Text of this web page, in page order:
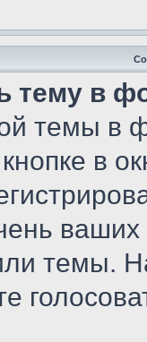
тему в
темы в
в
ваших
темы.